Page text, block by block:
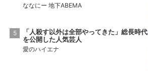
ななにー 地下ABEMA
「人殺す以外は全部やってきた」総長時代
を公開した人気芸人
愛のハイエナ